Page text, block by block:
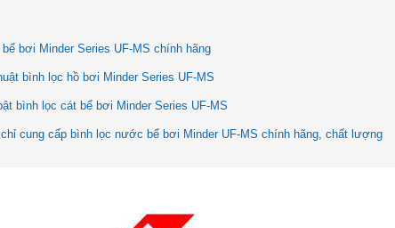
bơi Minder Series UF-MS chính hãng
bình lọc hồ bơi Minder Series UF-MS
bình lọc cát bể bơi Minder Series UF-MS
cung cấp bình lọc nước bể bơi Minder UF-MS chính hãng, chất lượng